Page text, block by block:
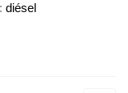
diésel